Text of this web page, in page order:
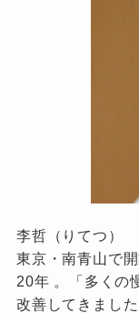
李哲（りてつ）
東京・南青山で
20年 。「多くの
改善してきまし